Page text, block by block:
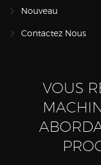
Nouveau
Contactez Nous
VOUS